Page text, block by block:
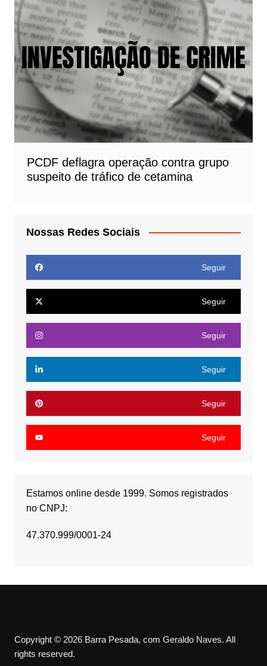
PCDF deflagra operação contra grupo
suspeito de tráfico de cetamina
Nossas Redes Sociais
Seguir
Seguir
Seguir
Seguir
Seguir
Seguir
Estamos online desde 1999. Somos registrados
no CNPJ:
47.370.999/0001-24
Copyright © 2026 Barra Pesada, com Geraldo Naves. All
rights reserved.